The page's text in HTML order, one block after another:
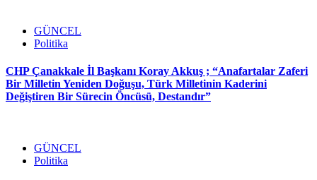
GÜNCEL
Politika
CHP Çanakkale İl Başkanı Koray Akkuş ; “Anafartalar Zaferi
Bir Milletin Yeniden Doğuşu, Türk Milletinin Kaderini
Değiştiren Bir Sürecin Öncüsü, Destandır”
GÜNCEL
Politika